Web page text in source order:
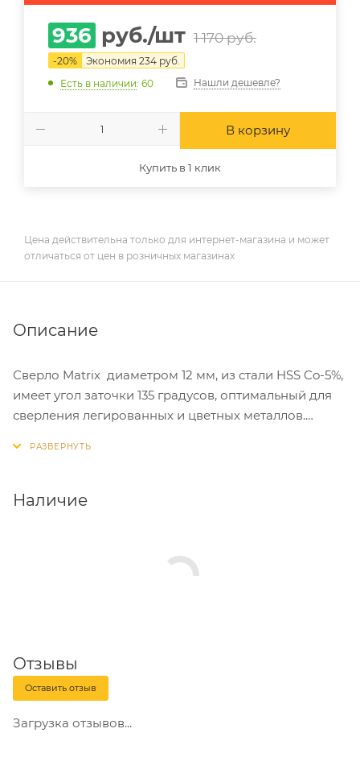
936 руб./шт 1 170руб.
-20% Экономия 234 руб.
Есть в наличии: 60 Нашли дешевле?
В корзину
Купить в 1 клик
Цена действительна только для интернет-магазина и может
отличаться от цен в розничных магазинах
Описание
Сверло Matrix диаметром 12 мм, из стали HSS Co-5%,
имеет угол заточки 135 градусов, оптимальный для
сверления легированных и цветных металлов.
Наличие
Отзывы
Оставить отзыв
Загрузка отзывов...